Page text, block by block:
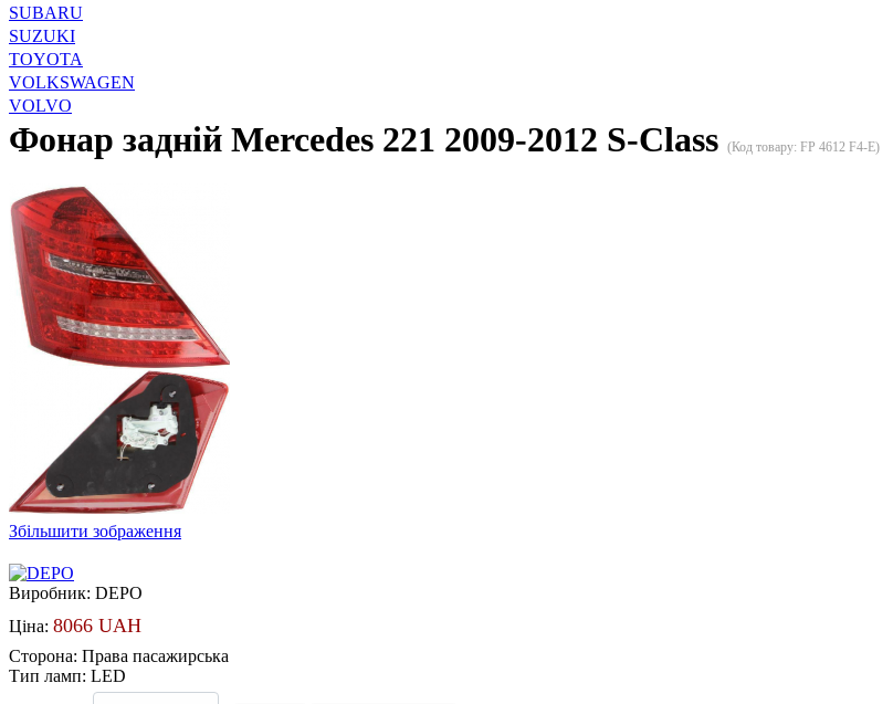
SUBARU
SUZUKI
TOYOTA
VOLKSWAGEN
VOLVO
Фонар задній Mercedes 221 2009-2012 S-Class (Код товару: FP 4612 F4-E)
Збільшити зображення
Виробник: DEPO
Ціна: 8066 UAH
Сторона: Права пасажирська
Тип ламп: LED